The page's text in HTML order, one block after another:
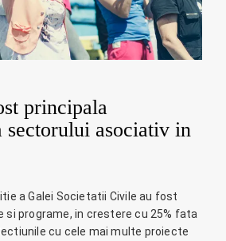
principala
sectorului asociativ in
a Galei Societatii Civile au fost
si programe, in crestere cu 25% fata
cu cele mai multe proiecte